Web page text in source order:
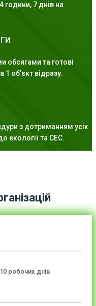
години, 7 днів на
обсягами та готові
об'єкт відразу.
з дотриманням усіх
екології та СЕС.
робочих днів